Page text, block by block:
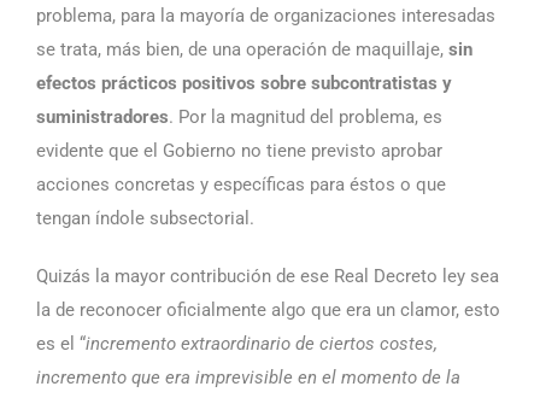
problema, para la mayoría de organizaciones interesadas
se trata, más bien, de una operación de maquillaje, sin
efectos prácticos positivos sobre subcontratistas y
suministradores. Por la magnitud del problema, es
evidente que el Gobierno no tiene previsto aprobar
acciones concretas y específicas para éstos o que
tengan índole subsectorial.
Quizás la mayor contribución de ese Real Decreto ley sea
la de reconocer oficialmente algo que era un clamor, esto
es el “incremento extraordinario de ciertos costes,
incremento que era imprevisible en el momento de la